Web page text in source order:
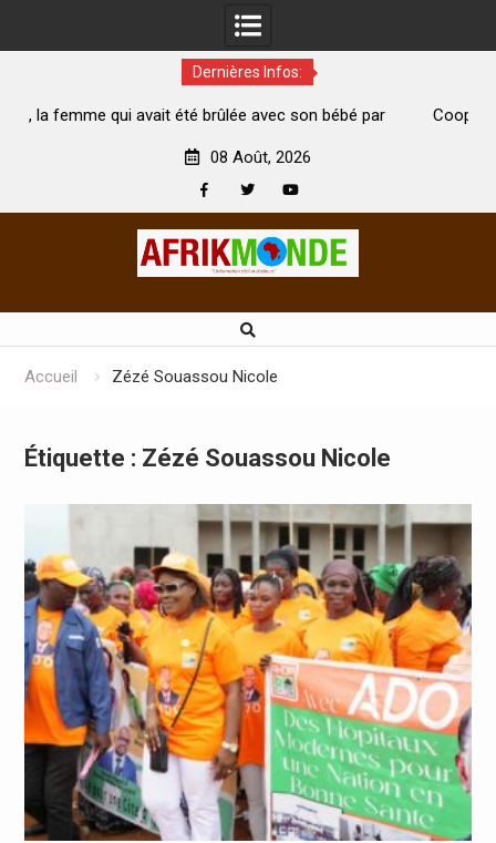
Dernières Infos:
brûlée avec son bébé par
Coopération: Le ministre Indien
08 Août, 2026
Accueil Zézé Souassou Nicole
Étiquette : Zézé Souassou Nicole